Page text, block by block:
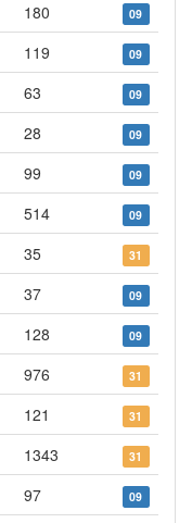
180 09
119 09
63 09
28 09
99 09
514 09
35 31
37 09
128 09
976 31
121 31
1343 31
97 09